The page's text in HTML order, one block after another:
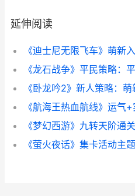
延伸阅读